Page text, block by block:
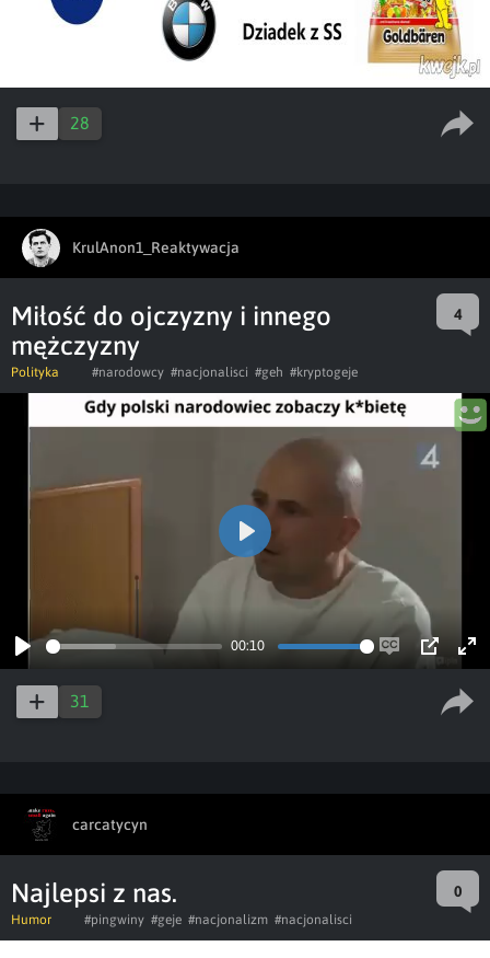
28
KrulAnon1_Reaktywacja
Miłość do ojczyzny i innego
mężczyzny
4
Polityka #narodowcy #nacjonalisci #geh #kryptogeje
Play
00:10
EnablePIP
Play
31
carcatycyn
Najlepsi z nas. 0
Humor #pingwiny #geje #nacjonalizm #nacjonalisci